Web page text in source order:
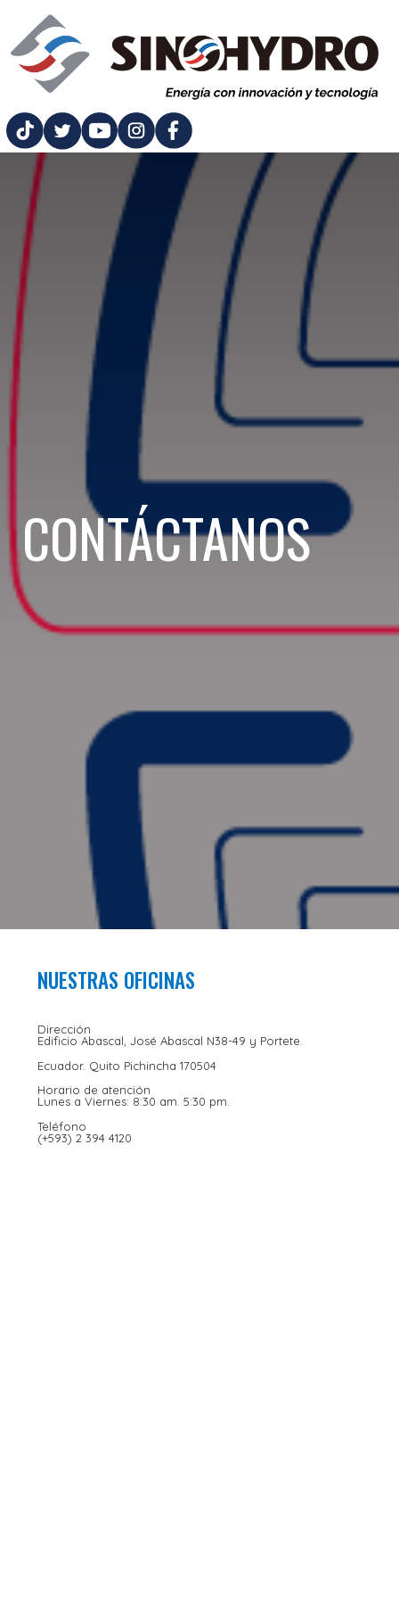
CONTÁCTANOS
NUESTRAS OFICINAS
Dirección
Edificio Abascal, José Abascal N38-49 y Portete.
Ecuador. Quito Pichincha 170504
Horario de atención
Lunes a Viernes: 8:30 am. 5:30 pm.
Teléfono
(+593) 2 394 4120